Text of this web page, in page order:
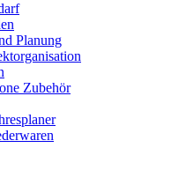
Planung
Zubehör